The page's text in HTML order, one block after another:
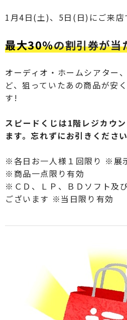
1月4日(土)、5日(日)にご来店
最大30％の割引券が
オーディオ・ホームシアター
ど、狙っていたあの商品が安
す!
スピードくじは1階レジカウ
ます。 忘れずにお引きください
※各日お一人様１回限り ※展
※商品一点限り有効
※ＣＤ、ＬＰ、ＢＤソフト及
ございます ※当日限り有効